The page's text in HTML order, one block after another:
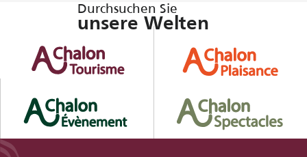
Durchsuchen Sie
unsere Welten